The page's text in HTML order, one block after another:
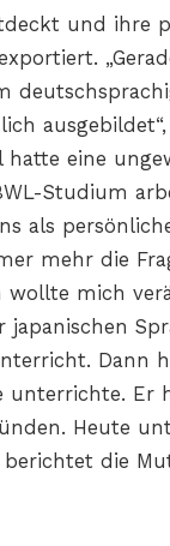
und ihre
eine
Studium
als
mehr die
mich
Dann
unterrichte.
Heute
die